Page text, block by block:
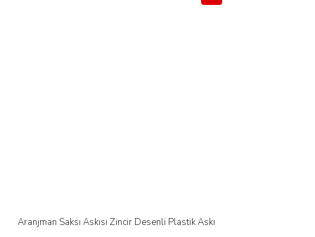
Aranjman Saksı Askısı Zincir Desenli Plastik Askı